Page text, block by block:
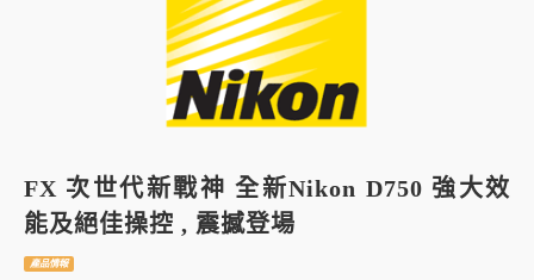
FX 次世代新戰神 全新Nikon D750 強大效
能及絕佳操控 , 震撼登場
產品情報